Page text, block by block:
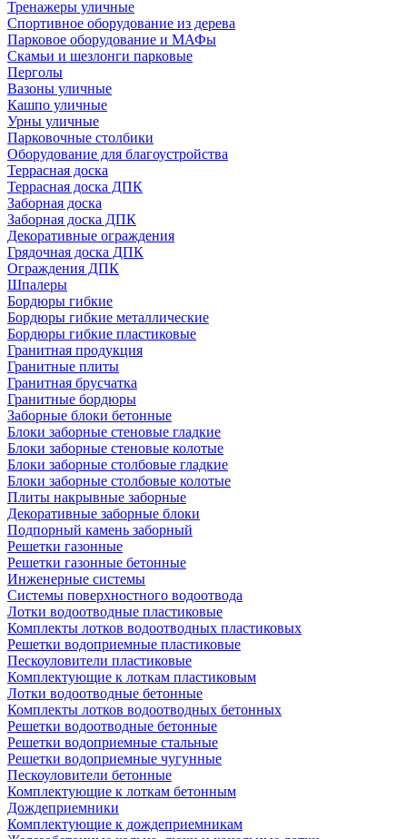
Тренажеры уличные
Спортивное оборудование из дерева
Парковое оборудование и МАФы
Скамьи и шезлонги парковые
Перголы
Вазоны уличные
Кашпо уличные
Урны уличные
Парковочные столбики
Оборудование для благоустройства
Террасная доска
Террасная доска ДПК
Заборная доска
Заборная доска ДПК
Декоративные ограждения
Грядочная доска ДПК
Ограждения ДПК
Шпалеры
Бордюры гибкие
Бордюры гибкие металлические
Бордюры гибкие пластиковые
Гранитная продукция
Гранитные плиты
Гранитная брусчатка
Гранитные бордюры
Заборные блоки бетонные
Блоки заборные стеновые гладкие
Блоки заборные стеновые колотые
Блоки заборные столбовые гладкие
Блоки заборные столбовые колотые
Плиты накрывные заборные
Декоративные заборные блоки
Подпорный камень заборный
Решетки газонные
Решетки газонные бетонные
Инженерные системы
Системы поверхностного водоотвода
Лотки водоотводные пластиковые
Комплекты лотков водоотводных пластиковых
Решетки водоприемные пластиковые
Пескоуловители пластиковые
Комплектующие к лоткам пластиковым
Лотки водоотводные бетонные
Комплекты лотков водоотводных бетонных
Решетки водоотводные бетонные
Решетки водоприемные стальные
Решетки водоприемные чугунные
Пескоуловители бетонные
Комплектующие к лоткам бетонным
Дождеприемники
Комплектующие к дождеприемникам